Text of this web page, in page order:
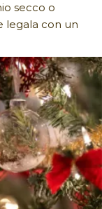
secco o
legala con un